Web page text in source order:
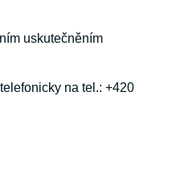
uskutečněním
na tel.: +420